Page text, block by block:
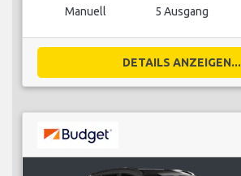
Manuell 5 Ausgang
DETAILS ANZEIGEN...